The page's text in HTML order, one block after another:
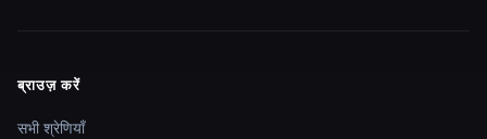
Site navigation
ब्राउज़ करें
सभी श्रेणियाँ